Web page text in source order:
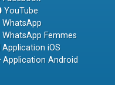
YouTube
WhatsApp
WhatsApp Femmes
Application iOS
Application Android